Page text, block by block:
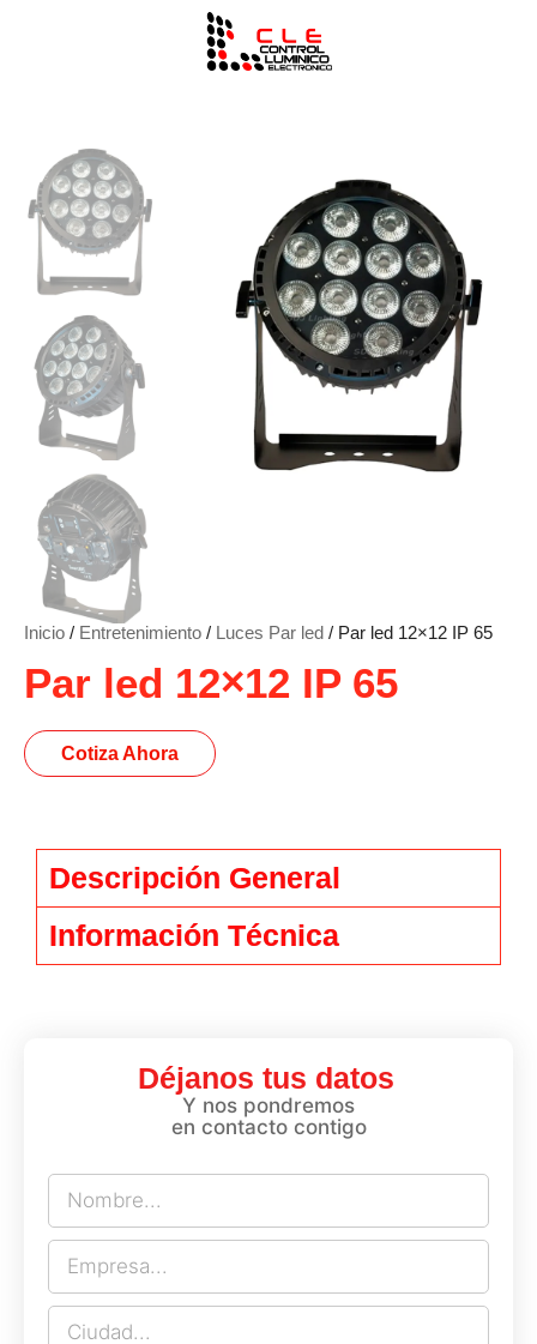
Inicio / Entretenimiento / Luces Par led / Par led 12×12 IP 65
Par led 12×12 IP 65
Cotiza Ahora
Descripción General
Información Técnica
Déjanos tus datos
Y nos pondremos
en contacto contigo